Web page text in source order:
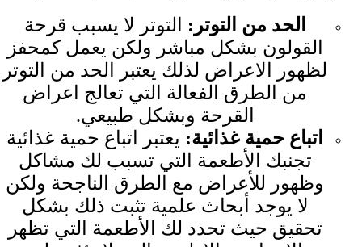
الحد من التوتر : التوتر لا يسبب قرحة
القولون بشكل مباشر ولكن يعمل كمحفز
لظهور الاعراض لذلك يعتبر الحد من التوتر
من الطرق الفعالة التي تعالج اعراض
القرحة وبشكل طبيعي.
اتباع حمية غذائية: يعتبر اتباع حمية غذائية
تجنبك الأطعمة التي تسبب لك مشاكل
وظهور للأعراض مع الطرق الناجحة ولكن
لا يوجد أبحاث علمية تثبت ذلك بشكل
تحقيق حيث تحدد لك الأطعمة التي تظهر